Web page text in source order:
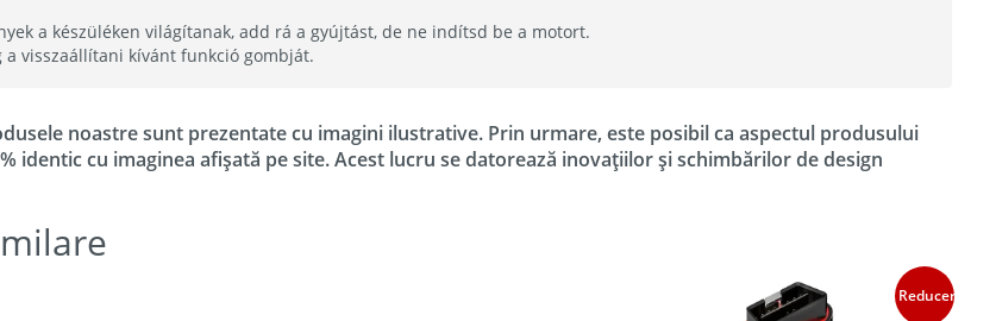
a készüléken világítanak, add rá a gyújtást, de ne indítsd be a motort.
a visszaállítani kívánt funkció gombját.
noastre sunt prezentate cu imagini ilustrative. Prin urmare, este posibil ca aspectul produsului
identic cu imaginea afișată pe site. Acest lucru se datorează inovațiilor și schimbărilor de design
Reduceri!